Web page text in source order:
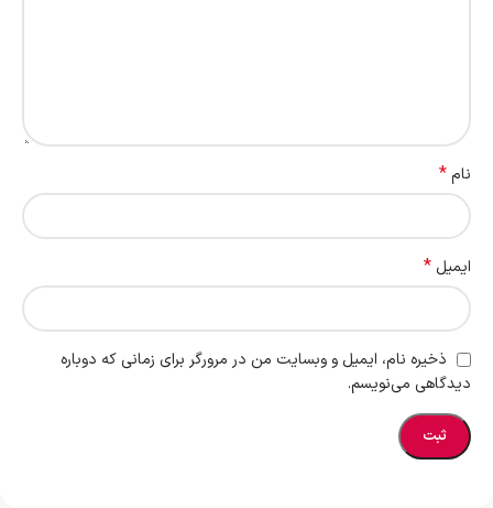
نام*
ایمیل *
ذخیره نام، ایمیل و وبسایت من در مرورگر برای زمانی که دوباره
دیدگاهی می‌نویسم.